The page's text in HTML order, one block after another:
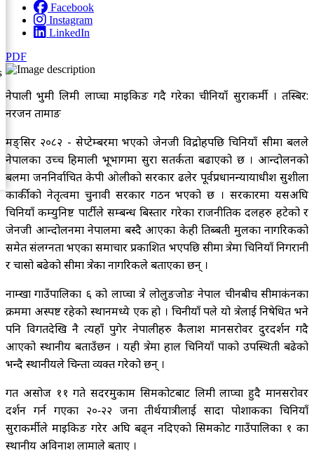
Facebook
Instagram
LinkedIn
PDF
नेपाली भुमी लिमी लाप्चा माइकिङ गदै गरेका चीनियाँ सुरक्षाकर्मी । तस्बिर:
नरजन तामाङ
मङ्सिर २०८२ - सेप्टेम्बरमा भएको जेनजी विद्रोहपछि चिनियाँ सीमा बलले
नेपालका उच्च हिमाली भूभागमा सुरक्षा सतर्कता बढाएको छ । आन्दोलनको
बलमा जननिर्वाचित केपी ओलीको सरकार ढलेर पूर्वप्रधानन्यायाधीश सुशीला
कार्कीको नेतृत्वमा चुनावी सरकार गठन भएको छ । सरकारमा यसअघि
चिनियाँ कम्युनिष्ट पार्टीले सम्बन्ध बिस्तार गरेका राजनीतिक दलहरु हटेको र
जेनजी आन्दोलनमा नेपालमा बस्दै आएका केही तिब्बती मुलका नागरिकको
समेत संलग्नता भएका समाचार प्रकाशित भएपछि सीमा क्षेत्रमा चिनियाँ निगरानी
र चासो बढेको सीमा क्षेत्रका नागरिकले बताएका छन् ।
नाम्खा गाउँपालिका ६ को लाप्चा क्षेत्र लोलुङजोङ नेपाल चीनबीच सीमाकंनका
क्रममा अस्पष्ट रहेको स्थानमध्ये एक हो । चिनीयाँ पक्षले यो क्षेत्रलाई निषेधित भने
पनि विगतदेखि नै त्यहाँ पुगेर नेपालीहरु कैलाश मानसरोवर दुरदर्शन गदै
आएको स्थानीय बताउँछन । यही क्षेत्रमा हाल चिनियाँ पक्षाको उपस्थिती बढेको
भन्दै स्थानीयले चिन्ता व्यक्त गरेको छन् ।
गत असोज ११ गते सदरमुकाम सिमकोटबाट लिमी लाप्चा हुदै मानसरोवर
दर्शन गर्न गएका २०‐२२ जना तीर्थयात्रीलाई सादा पोशाकका चिनियाँ
सुरक्षाकर्मीले माइकिङ गरेर अघि बढ्न नदिएको सिमकोट गाउँपालिका १ का
स्थानीय अविनाश लामाले बताए ।